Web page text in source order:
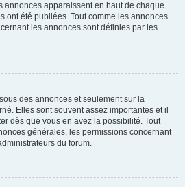
annonces apparaissent en haut de chaque
ont été publiées. Tout comme les annonces
les annonces sont définies par les
des annonces et seulement sur la
Elles sont souvent assez importantes et il
dès que vous en avez la possibilité. Tout
générales, les permissions concernant
du forum.